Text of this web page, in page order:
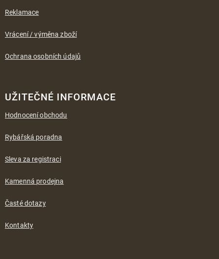
Reklamace
Vrácení / výměna zboží
Ochrana osobních údajů
UŽITEČNÉ INFORMACE
Hodnocení obchodu
Rybářská poradna
Sleva za registraci
Kamenná prodejna
Časté dotazy
Kontakty